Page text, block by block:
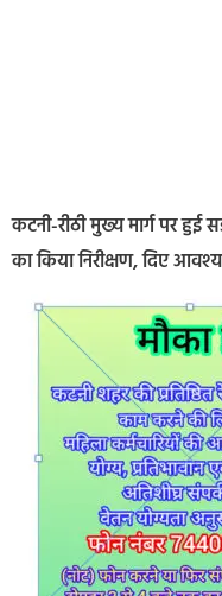
कटनी-रीठी मुख्य मार्ग पर
का किया निरीक्षण, दिए